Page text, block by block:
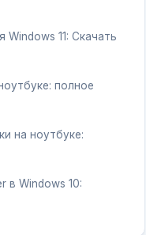
11: Скачать
полное
на ноутбуке:
в Windows 10: